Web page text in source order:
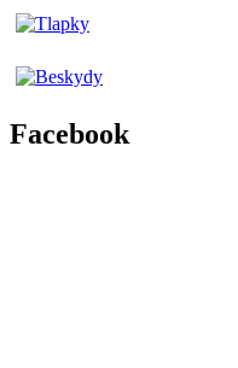
Facebook